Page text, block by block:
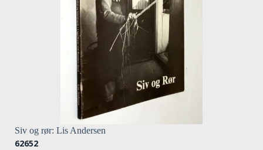
Siv og rør: Lis Andersen
62652